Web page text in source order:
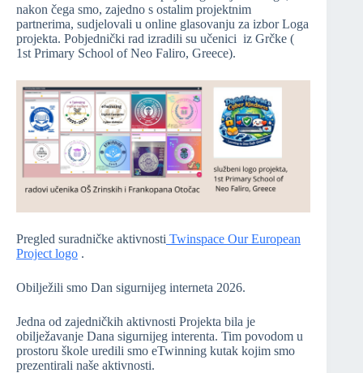
nakon čega smo, zajedno s ostalim projektnim
partnerima, sudjelovali u online glasovanju za izbor Loga
projekta. Pobjednički rad izradili su učenici iz Grčke (
1st Primary School of Neo Faliro, Greece).
Pregled suradničke aktivnosti Twinspace Our European
Project logo .
Obilježili smo Dan sigurnijeg interneta 2026.
Jedna od zajedničkih aktivnosti Projekta bila je
obilježavanje Dana sigurnijeg interenta. Tim povodom u
prostoru škole uredili smo eTwinning kutak kojim smo
prezentirali naše aktivnosti.